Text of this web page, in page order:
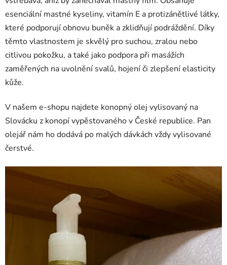
esenciální mastné kyseliny, vitamín E a protizánětlivé látky,
které podporují obnovu buněk a zklidňují podráždění. Díky
těmto vlastnostem je skvělý pro suchou, zralou nebo
citlivou pokožku, a také jako podpora při masážích
zaměřených na uvolnění svalů, hojení či zlepšení elasticity
kůže.
V našem e-shopu najdete konopný olej vylisovaný na
Slovácku z konopí vypěstovaného v České republice. Pan
olejář nám ho dodává po malých dávkách vždy vylisované
čerstvé.